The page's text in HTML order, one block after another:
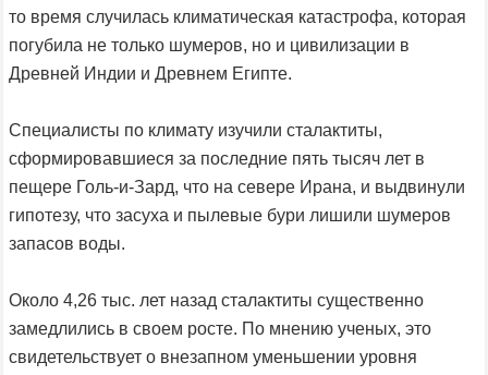
то время случилась климатическая катастрофа, которая
погубила не только шумеров, но и цивилизации в
Древней Индии и Древнем Египте.
Специалисты по климату изучили сталактиты,
сформировавшиеся за последние пять тысяч лет в
пещере Голь-и-Зард, что на севере Ирана, и выдвинули
гипотезу, что засуха и пылевые бури лишили шумеров
запасов воды.
Около 4,26 тыс. лет назад сталактиты существенно
замедлились в своем росте. По мнению ученых, это
свидетельствует о внезапном уменьшении уровня